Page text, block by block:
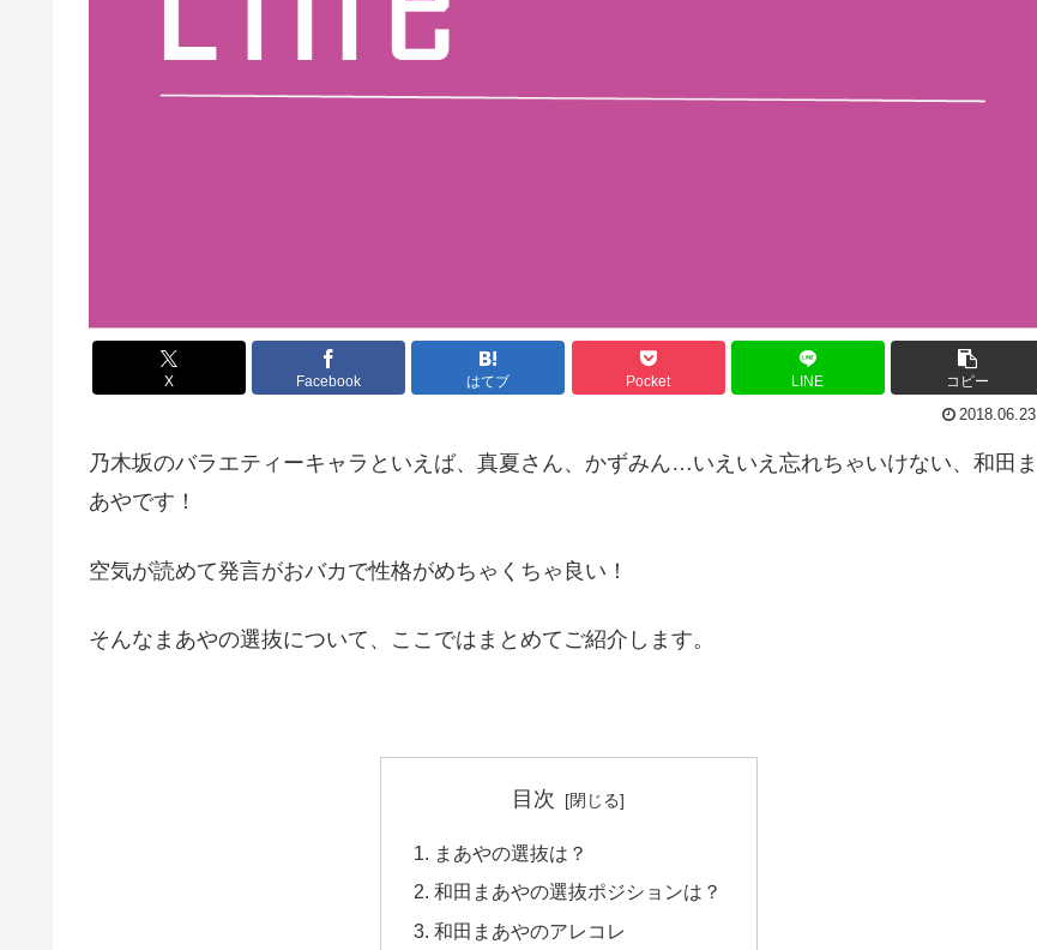
X Facebook はてブ Pocket LINE コピー
2018.06.23
乃木坂のバラエティーキャラといえば、真夏さん、かずみん…いえいえ忘れちゃいけない、和田ま
あやです！
空気が読めて発言がおバカで性格がめちゃくちゃ良い！
そんなまあやの選抜について、ここではまとめてご紹介します。
目次
まあやの選抜は？
和田まあやの選抜ポジションは？
和田まあやのアレコレ